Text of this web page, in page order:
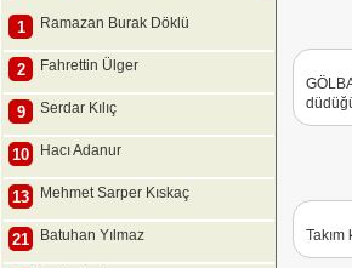
1 Ramazan Burak Döklü
2 Fahrettin Ülger
9 Serdar Kılıç
10 Hacı Adanur
13 Mehmet Sarper Kıskaç
21 Batuhan Yılmaz Takım